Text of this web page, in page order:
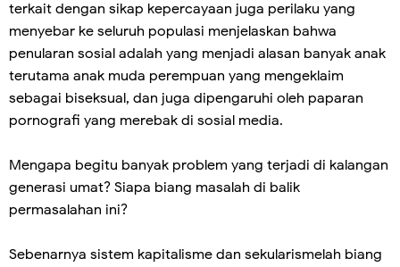
terkait dengan sikap kepercayaan juga perilaku yang
menyebar ke seluruh populasi menjelaskan bahwa
penularan sosial adalah yang menjadi alasan banyak anak
terutama anak muda perempuan yang mengeklaim
sebagai biseksual, dan juga dipengaruhi oleh paparan
pornografi yang merebak di sosial media.
Mengapa begitu banyak problem yang terjadi di kalangan
generasi umat? Siapa biang masalah di balik
permasalahan ini?
Sebenarnya sistem kapitalisme dan sekularismelah biang